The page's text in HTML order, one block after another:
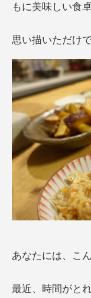
もに美味しい食
思い描いただけ
あなたには、こ
最近、時間がと